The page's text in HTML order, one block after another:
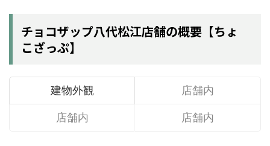
チョコザップ八代松江店舗の概要【ちょ
こざっぷ】
建物外観 店舗内
店舗内 店舗内